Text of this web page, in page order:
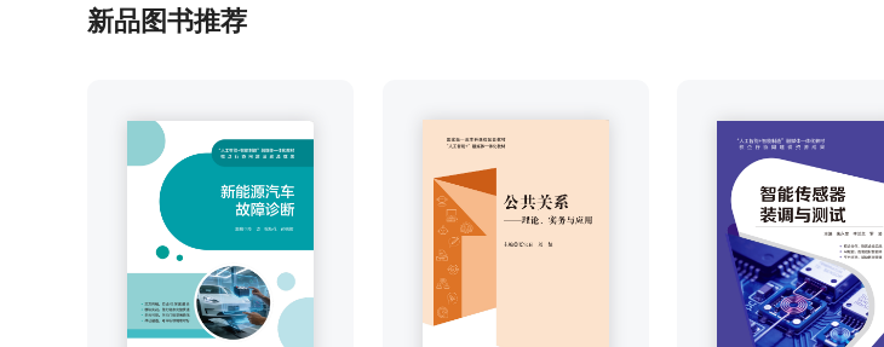
新品图书推荐